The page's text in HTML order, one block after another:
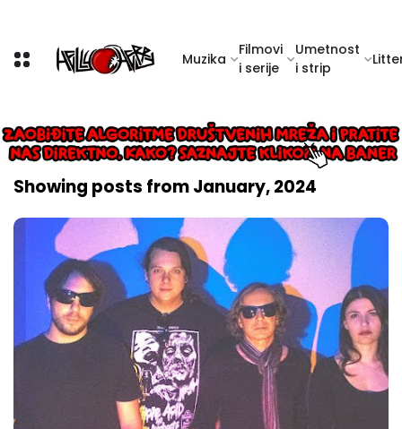
Muzika
Filmovi
i serije
Umetnost
i strip
Showing posts from January, 2024